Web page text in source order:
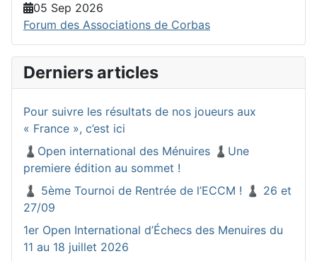
05 Sep 2026
Forum des Associations de Corbas
Derniers articles
Pour suivre les résultats de nos joueurs aux
« France », c’est ici
♟️Open international des Ménuires ♟️Une
premiere édition au sommet !
♟️ 5ème Tournoi de Rentrée de l’ECCM ! ♟️ 26 et
27/09
1er Open International d’Échecs des Menuires du
11 au 18 juillet 2026